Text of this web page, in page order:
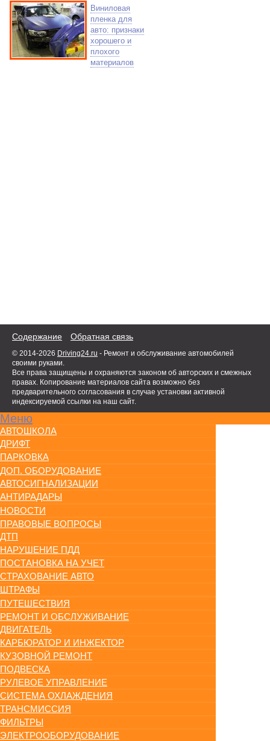
Виниловая
пленка для
авто: признаки
хорошего и
плохого
материалов
Содержание Обратная связь
© 2014-2026 Driving24.ru - Ремонт и обслуживание автомобилей
своими руками.
Все права защищены и охраняются законом об авторских и смежных
правах. Копирование материалов сайта возможно без
предварительного согласования в случае установки активной
индексируемой ссылки на наш сайт.
Меню
АВТОШКОЛА
ДРИФТ
ПАРКОВКА
ДОП. ОБОРУДОВАНИЕ
АВТОСИГНАЛИЗАЦИИ
АНТИРАДАРЫ
НОВОСТИ
ПРАВОВЫЕ ВОПРОСЫ
ДТП
НАРУШЕНИЕ ПДД
ПОСТАНОВКА НА УЧЕТ
СТРАХОВАНИЕ АВТО
ШТРАФЫ
ПУТЕШЕСТВИЯ
РЕМОНТ И ОБСЛУЖИВАНИЕ
ДВИГАТЕЛЬ
КАРБЮРАТОР И ИНЖЕКТОР
КУЗОВНОЙ РЕМОНТ
ПОДВЕСКА
РУЛЕВОЕ УПРАВЛЕНИЕ
СИСТЕМА ОХЛАЖДЕНИЯ
ТРАНСМИССИЯ
ФИЛЬТРЫ
ЭЛЕКТРООБОРУДОВАНИЕ